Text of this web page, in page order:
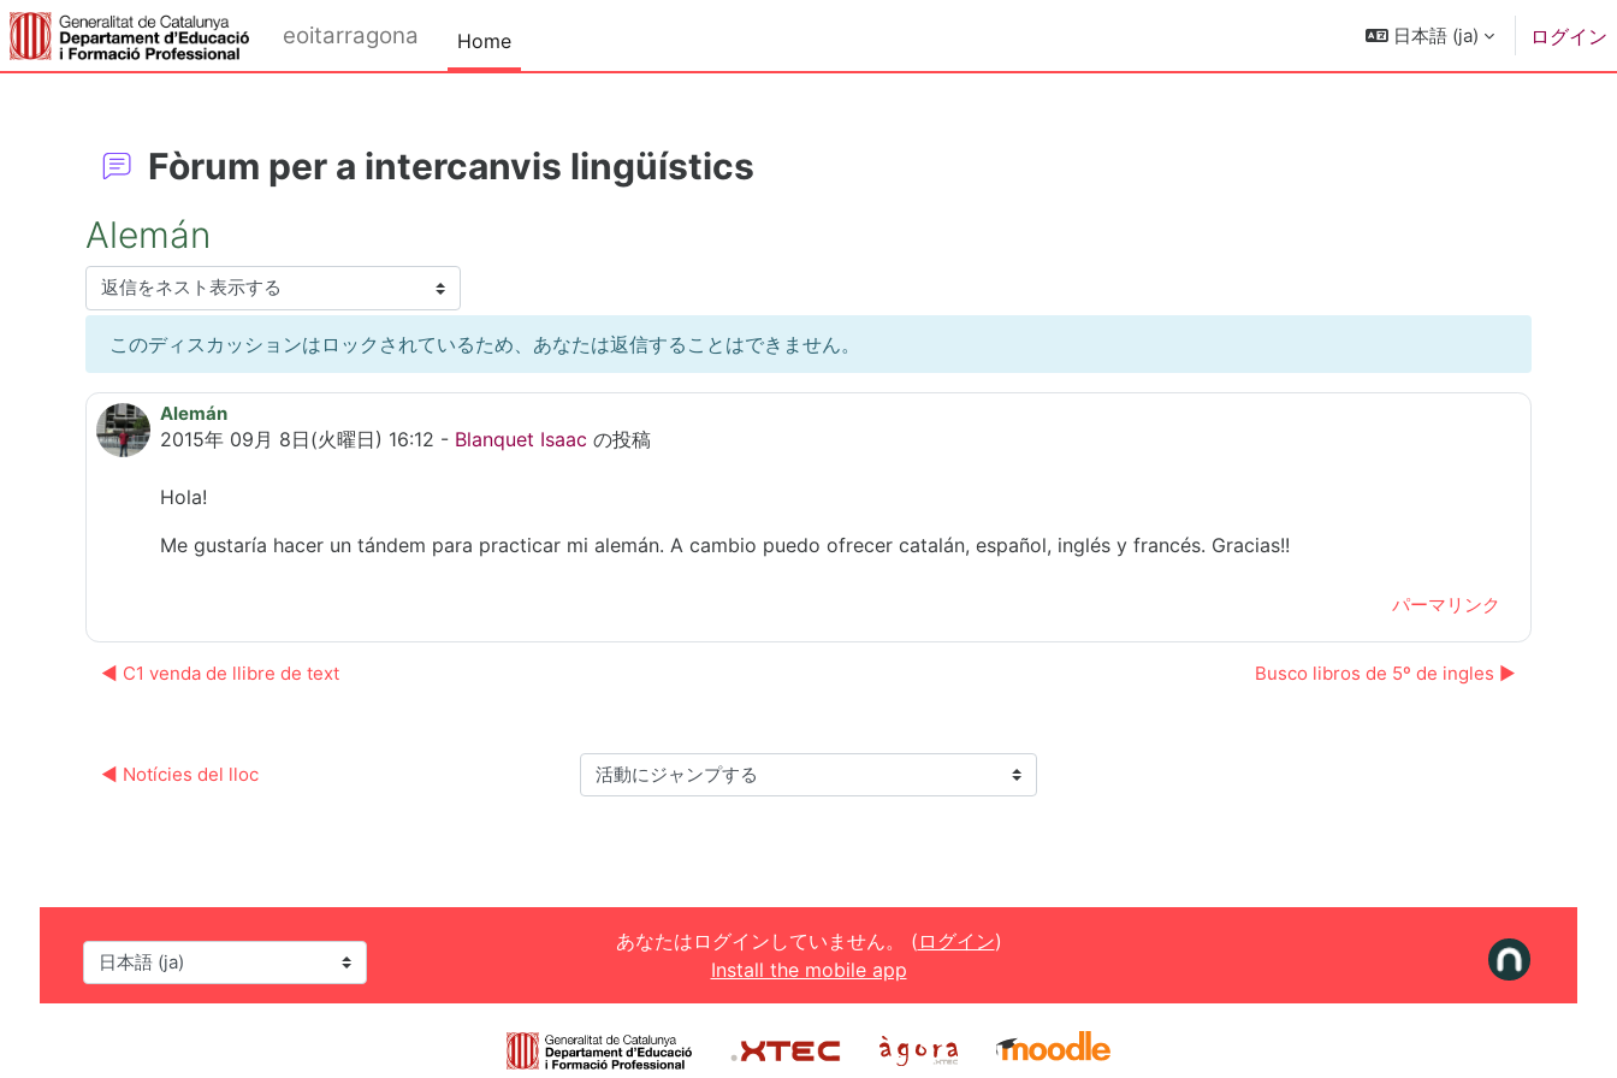
メインコンテンツへスキップする
eoitarragona Home 日本語 ‎(ja)‎ ログイン
Fòrum per a intercanvis lingüístics
Alemán
表示モード
このディスカッションはロックされているため、あなたは返信することはできません。
Alemán
2015年 09月 8日(火曜日) 16:12 - Blanquet Isaac の投稿
返信数: 0
Hola!
Me gustaría hacer un tándem para practicar mi alemán. A cambio puedo ofrecer catalán, español, inglés y francés. Gracias!!
パーマリンク
◀︎ C1 venda de llibre de text Busco libros de 5º de ingles ▶︎
◀︎ Notícies del lloc
活動にジャンプする
言語設定
あなたはログインしていません。 ( ログイン)
Install the mobile app